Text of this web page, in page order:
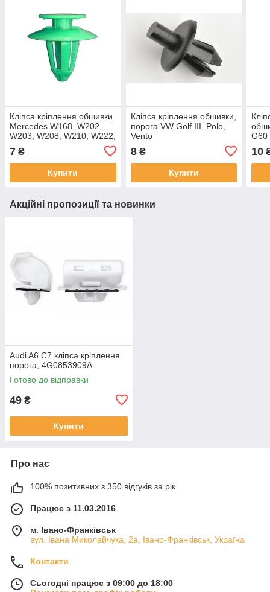
Кліпса кріплення обшивки
Mercedes W168, W202,
W203, W208, W210, W222,
A0069884378,
7 ₴
Купити
Кліпса кріплення обшивки,
порога VW Golf III, Polo,
Vento
8₴
Купити
G60
X7
10
Акційні пропозиції та новинки
Audi A6 C7 кліпса кріплення
порога, 4G0853909A
Готово до відправки
49 ₴
Купити
Про нас
100% позитивних з 350 відгуків за рік
Працює з 11.03.2016
м. Івано-Франківськ
вул. Івана Миколайчука, 2а, Івано-Франківськ, Україна
Контакти
Сьогодні працює з 09:00 до 18:00